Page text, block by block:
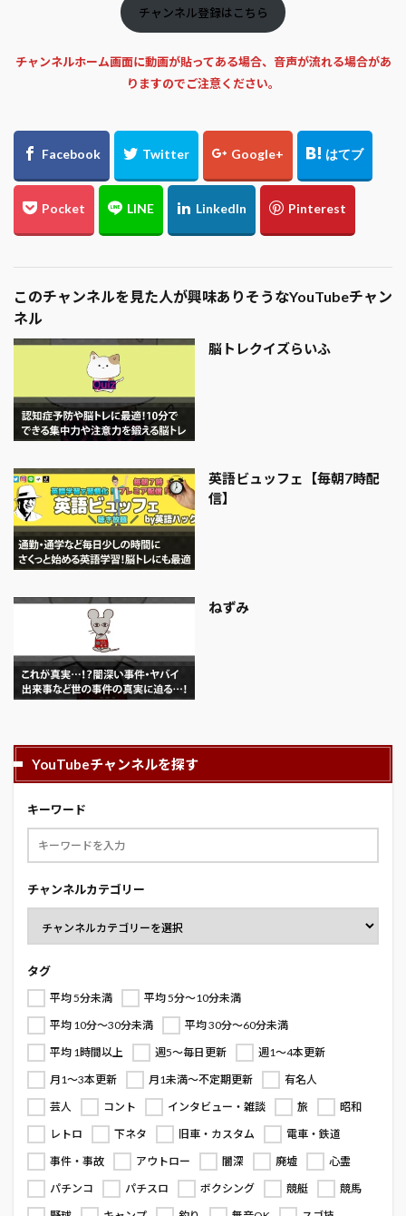
チャンネル登録はこちら
チャンネルホーム画面に動画が貼ってある場合、音声が流れる場合があ
りますのでご注意ください。
このチャンネルを見た人が興味ありそうなYouTubeチャン
ネル
脳トレクイズらいふ
英語ビュッフェ【毎朝7時配
信】
ねずみ
YouTubeチャンネルを探す
キーワード
チャンネルカテゴリー
タグ
平均 5分未満
平均 5分～10分未満
平均 10分～30分未満
平均 30分～60分未満
平均 1時間以上
週5～毎日更新
週1～4本更新
月1～3本更新
月1未満～不定期更新
有名人
芸人
コント インタビュー・雑談 旅
昭和
レトロ
下ネタ 旧車・カスタム
電車・鉄道
事件・事故
アウトロー 闇深 廃墟
心霊
パチンコ
パチスロ ボクシング 競艇
競馬